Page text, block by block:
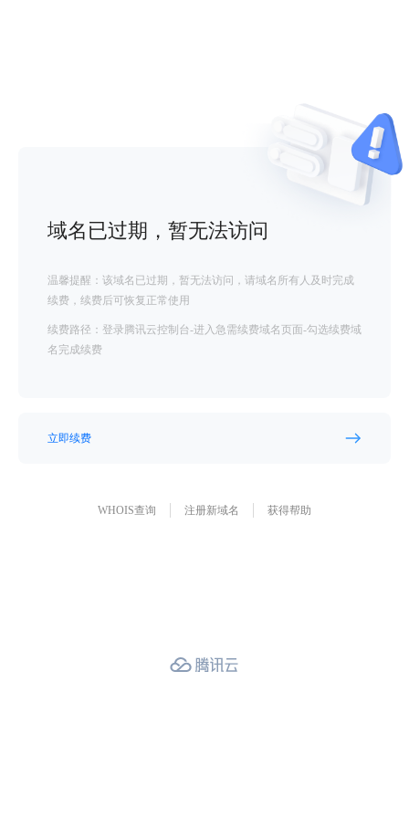
域名已过期，暂无法访问
温馨提醒：该域名已过期，暂无法访问，请域名所有人及时完成
续费，续费后可恢复正常使用
续费路径：登录腾讯云控制台-进入急需续费域名页面-勾选续费域
名完成续费
立即续费
WHOIS查询 注册新域名 获得帮助